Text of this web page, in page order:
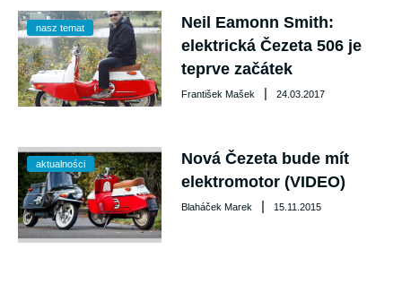
nasz temat
Neil Eamonn Smith:
elektrická Čezeta 506 je
teprve začátek
František Mašek | 24.03.2017
aktualności
Nová Čezeta bude mít
elektromotor (VIDEO)
Blaháček Marek | 15.11.2015